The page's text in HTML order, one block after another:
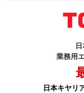
業務用
日本キヤリ